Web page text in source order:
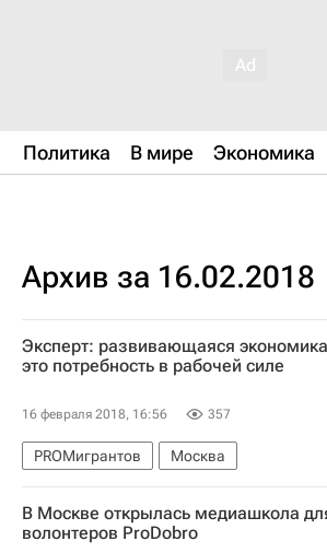
Политика В мире Экономика
Архив за 16.02.2018
Эксперт: развивающаяся
это потребность в рабочей силе
16 февраля 2018, 16:56 357
PROМигрантов
Москва
Красноярский экономический форум
Россия
В Москве открылась медиашкола
волонтеров ProDobro